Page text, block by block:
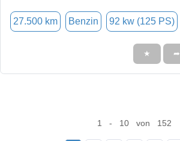
27.500 km Benzin 92 kw (125 PS)
★ ➦
1 - 10 von 152